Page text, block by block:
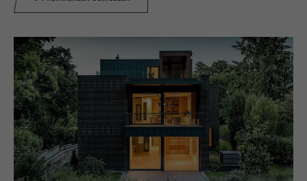
AANBIEDER LinkedIn
VERVALTIJD 2 jaar
DOEL
Gebruikt door de socialnetworking-dienst
LinkedIn voor het volgen van het gebruik
van ingebedde diensten.